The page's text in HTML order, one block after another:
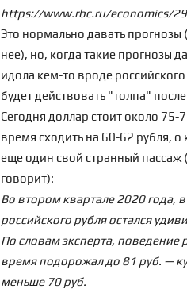
https://www.rbc.ru/economics/
Это нормально давать
нее), но, когда такие прогнозы
идола кем-то вроде
будет действовать "толпа"
Сегодня доллар стоит около
время сходить на 60-62 рубля,
еще один свой странный пассаж
говорит):
Во втором квартале 2020 года,
российского рубля остался
По словам эксперта, поведение
время подорожал до 81 руб. —
меньше 70 руб.